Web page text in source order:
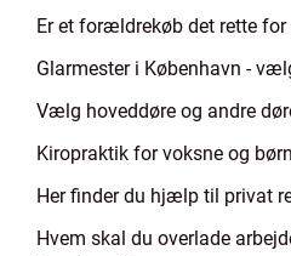
Er et forældrekøb det rette
Glarmester i København -
Vælg hoveddøre og andre
Kiropraktik for voksne og børn
Her finder du hjælp til privat
Hvem skal du overlade